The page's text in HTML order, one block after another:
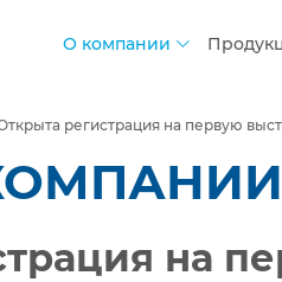
О компании
регистрация на первую
на